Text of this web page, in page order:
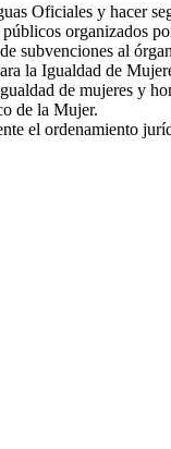
Oficiales y hacer
organizados
subvenciones al
la Igualdad de
de mujeres y
de la Mujer.
el ordenamiento